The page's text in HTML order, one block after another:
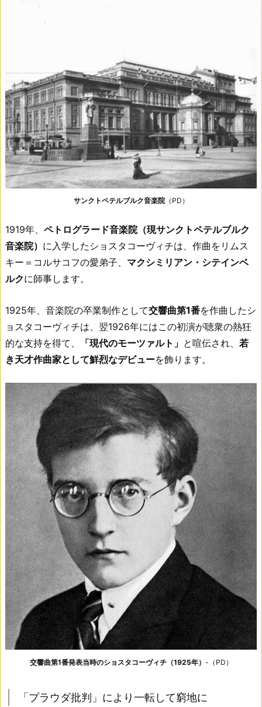
サンクトペテルブルク音楽院（PD）
1919年、 ペトログラード音楽院（現サンクトペテルブルク
音楽院） に入学したショスタコーヴィチは、作曲をリムス
キー＝コルサコフの愛弟子、 マクシミリアン・シテインベ
ルクに師事します。
1925年、音楽院の卒業制作として交響曲第1番を作曲したシ
ョスタコーヴィチは、翌1926年にはこの初演が聴衆の熱狂
的な支持を得て、
「現代のモーツァルト」 と喧伝され、 若
き天才作曲家として鮮烈なデビューを飾ります。
交響曲第1番発表当時のショスタコーヴィチ（1925年） -（PD）
「プラウダ批判」により一転して窮地に